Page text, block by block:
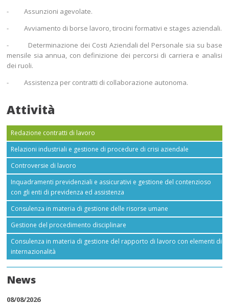
- Assunzioni agevolate.
- Avviamento di borse lavoro, tirocini formativi e stages aziendali.
- Determinazione dei Costi Aziendali del Personale sia su base
mensile sia annua, con definizione dei percorsi di carriera e analisi
dei ruoli.
- Assistenza per contratti di collaborazione autonoma.
Attività
Redazione contratti di lavoro
Relazioni industriali e gestione di procedure di crisi aziendale
Controversie di lavoro
Inquadramenti previdenziali e assicurativi e gestione del contenzioso
con gli enti di previdenza ed assistenza
Consulenza in materia di gestione delle risorse umane
Gestione del procedimento disciplinare
Consulenza in materia di gestione del rapporto di lavoro con elementi di
internazionalità
News
08/08/2026